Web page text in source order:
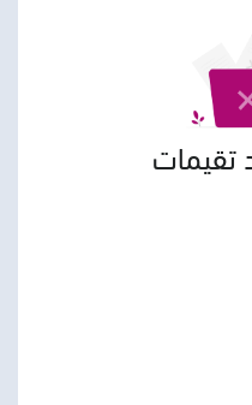
تقيمات